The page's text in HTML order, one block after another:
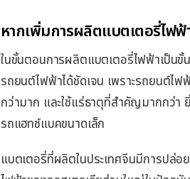
หากเพิ่มการผลิตแบตเตอรี่ไฟ
ในขั้นตอนการผลิตแบตเตอรี่ไฟฟ้าเป็นขั้
รถยนต์ไฟฟ้าได้ชัดเจน เพราะรถยนต์ไ
กว่ามาก และใช้แร่ธาตุที่สําคัญมากกว่า
รถแฮทช์แบคขนาดเล็ก
แบตเตอรี่ที่ผลิตในประเทศจีนมีการปล่